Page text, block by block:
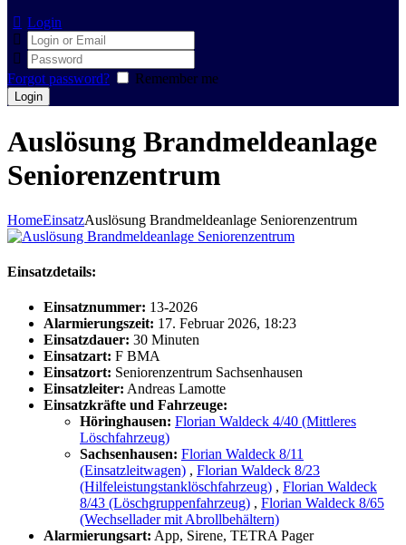
Login
Forgot password? Remember me
Auslösung Brandmeldeanlage
Seniorenzentrum
HomeEinsatzAuslösung Brandmeldeanlage Seniorenzentrum
Einsatzdetails:
Einsatznummer: 13-2026
Alarmierungszeit: 17. Februar 2026, 18:23
Einsatzdauer: 30 Minuten
Einsatzart: F BMA
Einsatzort: Seniorenzentrum Sachsenhausen
Einsatzleiter: Andreas Lamotte
Einsatzkräfte und Fahrzeuge:
Höringhausen: Florian Waldeck 4/40 (Mittleres
Löschfahrzeug)
Sachsenhausen: Florian Waldeck 8/11
(Einsatzleitwagen) , Florian Waldeck 8/23
(Hilfeleistungstanklöschfahrzeug) , Florian Waldeck
8/43 (Löschgruppenfahrzeug) , Florian Waldeck 8/65
(Wechsellader mit Abrollbehältern)
Alarmierungsart: App, Sirene, TETRA Pager